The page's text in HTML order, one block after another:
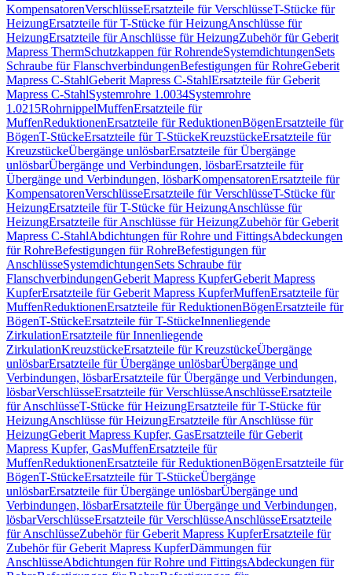
KompensatorenVerschlüsseErsatzteile für VerschlüsseT-Stücke für
HeizungErsatzteile für T-Stücke für HeizungAnschlüsse für
HeizungErsatzteile für Anschlüsse für HeizungZubehör für Geberit
Mapress ThermSchutzkappen für RohrendeSystemdichtungenSets
Schraube für FlanschverbindungenBefestigungen für RohreGeberit
Mapress C-StahlGeberit Mapress C-StahlErsatzteile für Geberit
Mapress C-StahlSystemrohre 1.0034Systemrohre
1.0215RohrnippelMuffenErsatzteile für
MuffenReduktionenErsatzteile für ReduktionenBögenErsatzteile für
BögenT-StückeErsatzteile für T-StückeKreuzstückeErsatzteile für
KreuzstückeÜbergänge unlösbarErsatzteile für Übergänge
unlösbarÜbergänge und Verbindungen, lösbarErsatzteile für
Übergänge und Verbindungen, lösbarKompensatorenErsatzteile für
KompensatorenVerschlüsseErsatzteile für VerschlüsseT-Stücke für
HeizungErsatzteile für T-Stücke für HeizungAnschlüsse für
HeizungErsatzteile für Anschlüsse für HeizungZubehör für Geberit
Mapress C-StahlAbdichtungen für Rohre und FittingsAbdeckungen
für RohreBefestigungen für RohreBefestigungen für
AnschlüsseSystemdichtungenSets Schraube für
FlanschverbindungenGeberit Mapress KupferGeberit Mapress
KupferErsatzteile für Geberit Mapress KupferMuffenErsatzteile für
MuffenReduktionenErsatzteile für ReduktionenBögenErsatzteile für
BögenT-StückeErsatzteile für T-StückeInnenliegende
ZirkulationErsatzteile für Innenliegende
ZirkulationKreuzstückeErsatzteile für KreuzstückeÜbergänge
unlösbarErsatzteile für Übergänge unlösbarÜbergänge und
Verbindungen, lösbarErsatzteile für Übergänge und Verbindungen,
lösbarVerschlüsseErsatzteile für VerschlüsseAnschlüsseErsatzteile
für AnschlüsseT-Stücke für HeizungErsatzteile für T-Stücke für
HeizungAnschlüsse für HeizungErsatzteile für Anschlüsse für
HeizungGeberit Mapress Kupfer, GasErsatzteile für Geberit
Mapress Kupfer, GasMuffenErsatzteile für
MuffenReduktionenErsatzteile für ReduktionenBögenErsatzteile für
BögenT-StückeErsatzteile für T-StückeÜbergänge
unlösbarErsatzteile für Übergänge unlösbarÜbergänge und
Verbindungen, lösbarErsatzteile für Übergänge und Verbindungen,
lösbarVerschlüsseErsatzteile für VerschlüsseAnschlüsseErsatzteile
für AnschlüsseZubehör für Geberit Mapress KupferErsatzteile für
Zubehör für Geberit Mapress KupferDämmungen für
AnschlüsseAbdichtungen für Rohre und FittingsAbdeckungen für